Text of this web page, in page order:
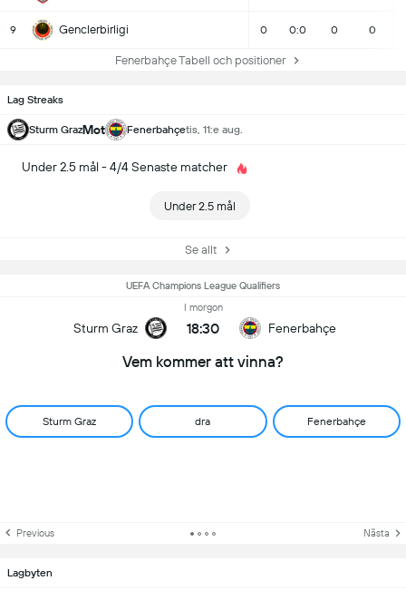
9 Genclerbirligi 0 0:0 0 0
Fenerbahçe Tabell och positioner
Lag Streaks
Sturm GrazMot Fenerbahçetis, 11:e aug.
Under 2.5 mål - 4/4 Senaste matcher
Under 2.5 mål
Se allt
UEFA Champions League Qualifiers
Sturm Graz
I morgon
18:30 Fenerbahçe
Vem kommer att vinna?
Sturm Graz dra Fenerbahçe
Previous Nästa
Lagbyten